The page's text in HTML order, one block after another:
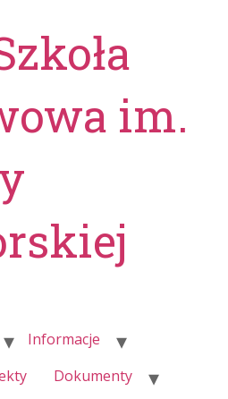
im.
Informacje
Dokumenty